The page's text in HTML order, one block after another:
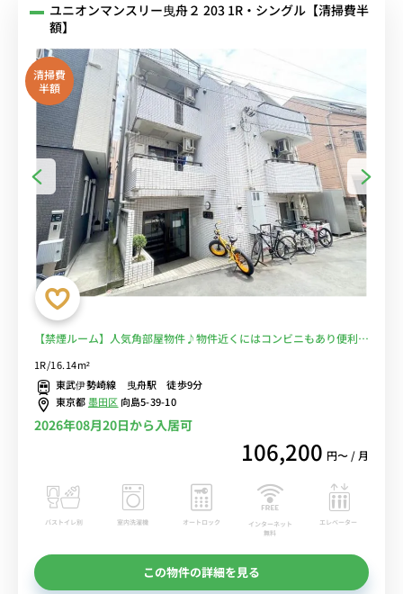
ユニオンマンスリー曳舟２ 203 1R・シングル【清掃費半
額】
清掃費
半額
【禁煙ルーム】人気角部屋物件♪物件近くにはコンビニもあり便利！
Wi-Fi格安レンタル中！
1R/16.14m²
東武伊勢崎線 曳舟駅 徒歩9分
東京都墨田区 向島5-39-10
2026年08月20日から入居可
106,200 円〜 / 月
バストイレ別 室内洗濯機 オートロック
インターネット
無料
エレベーター
この物件の詳細を見る